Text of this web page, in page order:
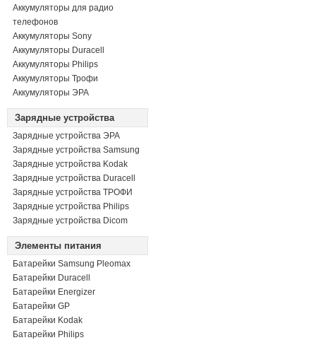
Аккумуляторы для радио
телефонов
Аккумуляторы Sony
Аккумуляторы Duracell
Аккумуляторы Philips
Аккумуляторы Трофи
Аккумуляторы ЭРА
Зарядные устройства
Зарядные устройства ЭРА
Зарядные устройства Samsung
Зарядные устройства Kodak
Зарядные устройства Duracell
Зарядные устройства ТРОФИ
Зарядные устройства Philips
Зарядные устройства Dicom
Элементы питания
Батарейки Samsung Pleomax
Батарейки Duracell
Батарейки Energizer
Батарейки GP
Батарейки Kodak
Батарейки Philips